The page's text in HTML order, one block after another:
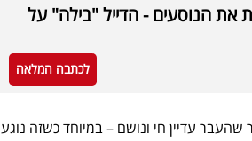
את הנוסעים - הדייל "בילה" על
לכתבה המלאה
עדיין חי ונושם – במיוחד כשזה נוגע